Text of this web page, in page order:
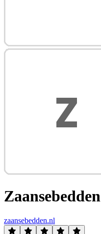
Zaansebedden
zaansebedden.nl